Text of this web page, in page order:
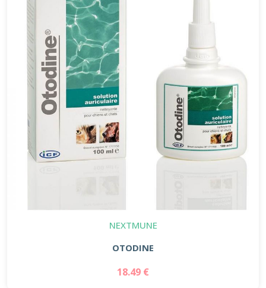
NEXTMUNE
OTODINE
18.49 €